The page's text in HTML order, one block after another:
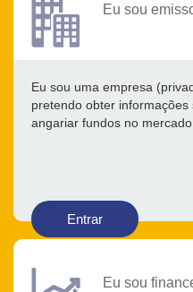
Eu sou
Eu sou uma empresa
pretendo obter
angariar fundos no
Entrar
Eu sou